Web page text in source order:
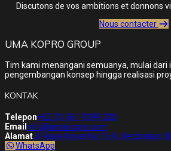
Discutons de vos ambitions et donnons
Nous contacter
UMA KOPRO GROUP
Tim kami menangani semuanya, mulai dari
pengembangan konsep hingga realisasi
KONTAK
Telepon+62 (0) 361 9399 320
Email info@umakopro.com
AlamatJl. Raya Anyar No.16 A, Kerobokan,
WhatsApp